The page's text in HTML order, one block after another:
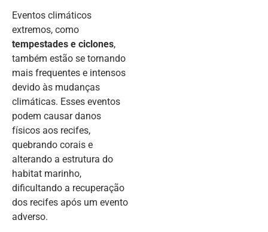
Eventos climáticos
extremos, como
tempestades e ciclones,
também estão se tornando
mais frequentes e intensos
devido às mudanças
climáticas. Esses eventos
podem causar danos
físicos aos recifes,
quebrando corais e
alterando a estrutura do
habitat marinho,
dificultando a recuperação
dos recifes após um evento
adverso.